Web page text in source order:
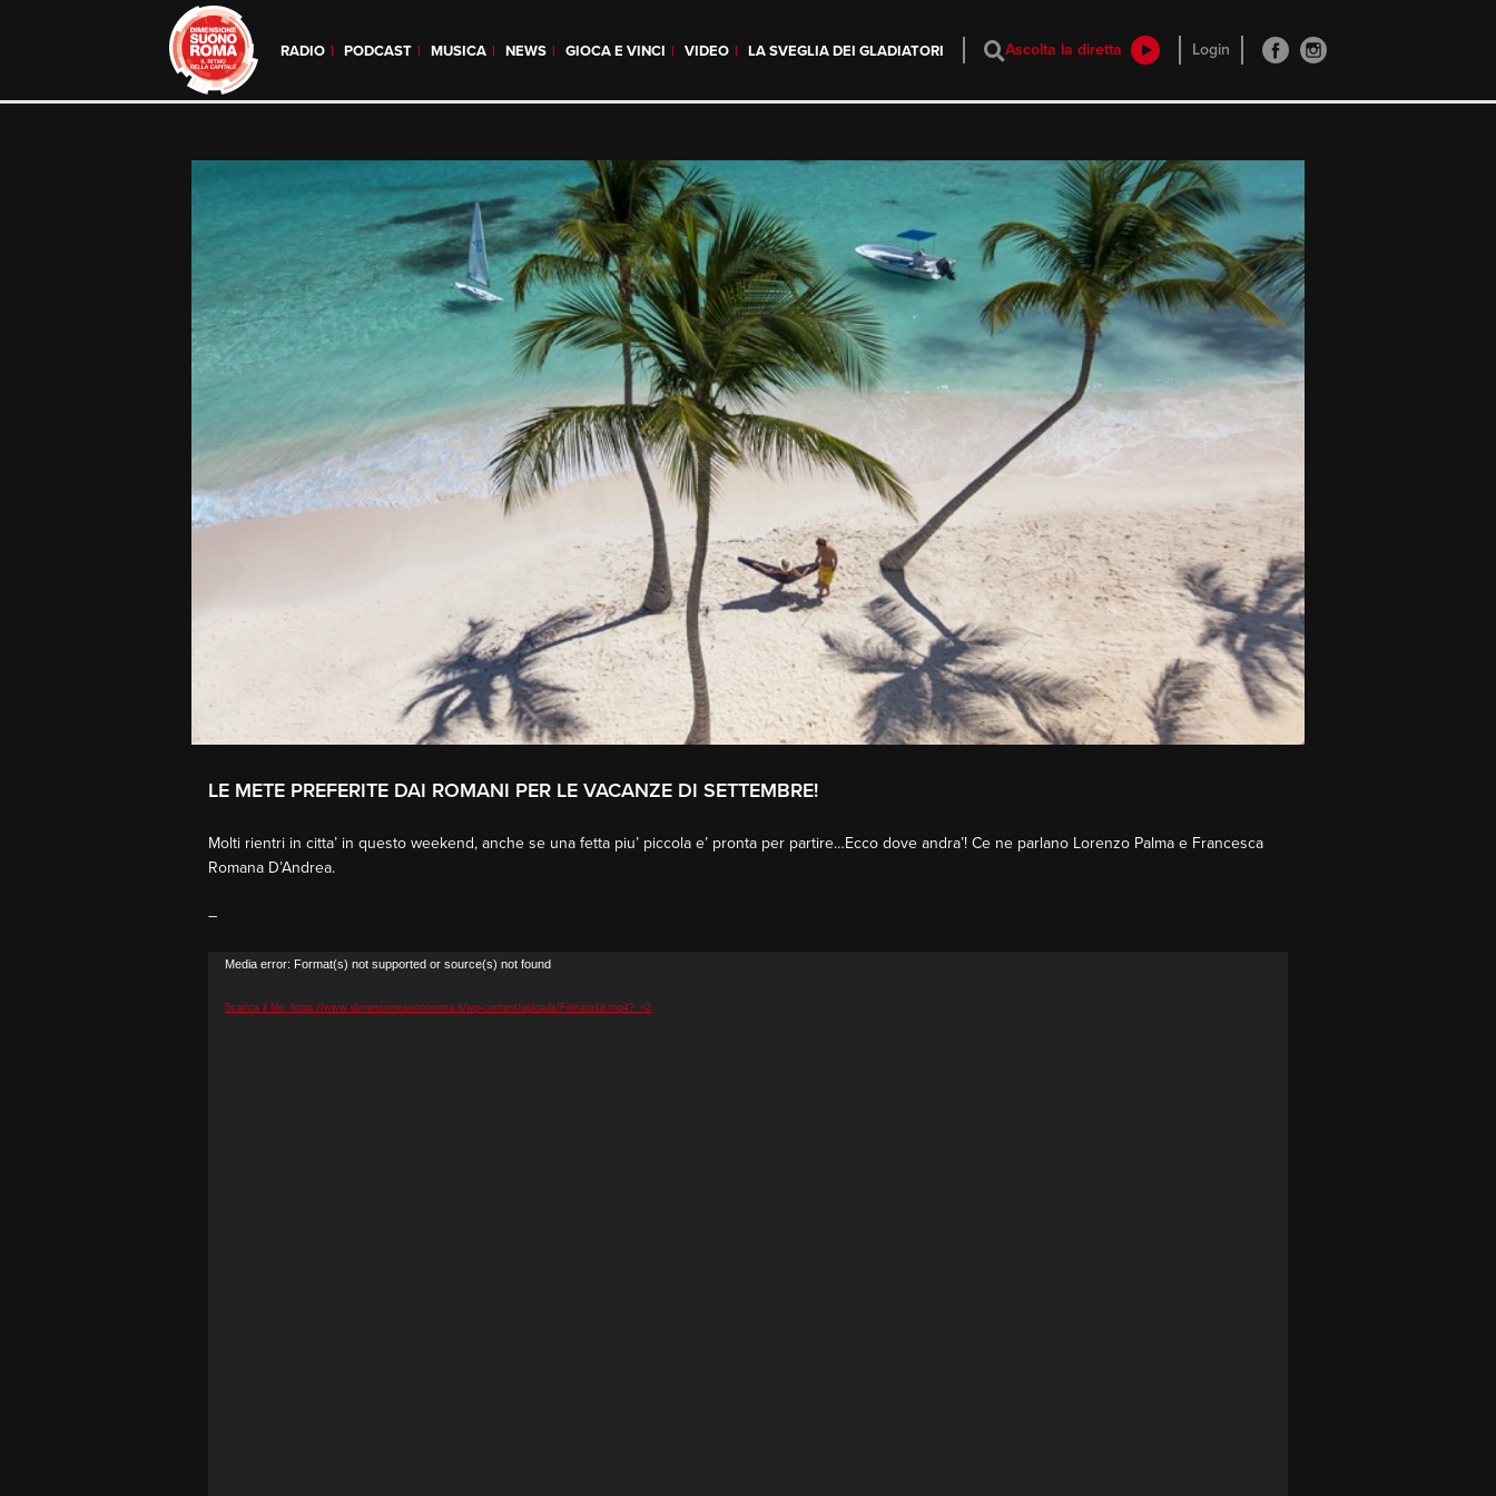
RADIO PODCAST MUSICA NEWS GIOCA E VINCI VIDEO LA SVEGLIA DEI GLADIATORI Ascolta la diretta Login
LE METE PREFERITE DAI ROMANI PER LE VACANZE DI SETTEMBRE!
Molti rientri in citta’ in questo weekend, anche se una fetta piu’ piccola e’ pronta per partire…Ecco dove andra’! Ce ne parlano Lorenzo Palma e Francesca
Romana D’Andrea.
–
Video
Media error: Format(s) not supported or source(s) not found
Scarica il file: https://www.dimensionesuonoroma.it/wp-content/uploads/Filmato18.mp4?_=2